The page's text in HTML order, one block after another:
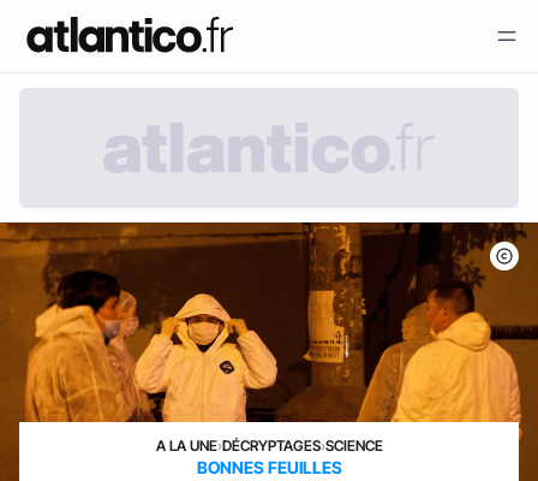
A LA UNE›DÉCRYPTAGES›SCIENCE
BONNES FEUILLES